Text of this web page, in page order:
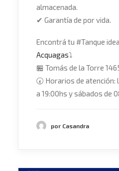
almacenada.
✔ Garantía de por vida.
Encontrá tu #Tanque
Acquagas⤵
🏪 Tomás de la Torre
🕢 Horarios de atención:
a 19:00hs y sábados de
por Casandra